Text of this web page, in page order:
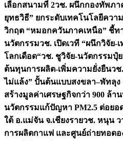
เลือกสนามที่ 2วช. ผนึกกองทัพภา
ยุทธวิธี” ยกระดับเทคโนโลยีควา
วิกฤต “หมอกควันภาคเหนือ” ชี้ท
นวัตกรรมวช. เปิดเวที “ผนึกวิจัย
โลกเดือด“วช. ชูวิจัย-นวัตกรรมปุ๋
ต้นทุนการผลิต-เพิ่มความยั่งยืนวช
ไม่แล้ง” ปั้นต้นแบบสงขลา–พัทลุง
สร้างมูลค่าเศรษฐกิจกว่า 900 ล้า
นวัตกรรมแก้ปัญหา PM2.5 ต่อย
ใต้ อ.แม่จัน จ.เชียงรายวช. หนุน ว
การผลิตกาแฟ และศูนย์ถ่ายทอด